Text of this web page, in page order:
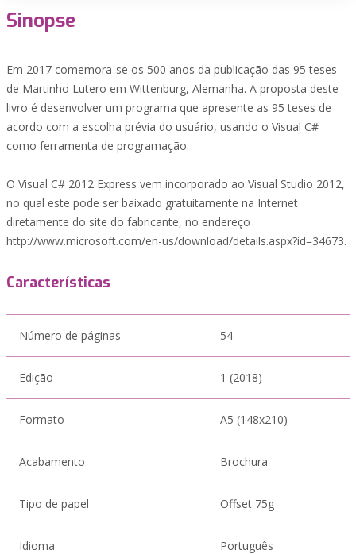
Sinopse
Em 2017 comemora-se os 500 anos da publicação das 95 teses
de Martinho Lutero em Wittenburg, Alemanha. A proposta deste
livro é desenvolver um programa que apresente as 95 teses de
acordo com a escolha prévia do usuário, usando o Visual C#
como ferramenta de programação.
O Visual C# 2012 Express vem incorporado ao Visual Studio 2012,
no qual este pode ser baixado gratuitamente na Internet
diretamente do site do fabricante, no endereço
http://www.microsoft.com/en-us/download/details.aspx?id=34673.
Características
Número de páginas 54
Edição 1 (2018)
Formato A5 (148x210)
Acabamento Brochura
Tipo de papel Offset 75g
Idioma Português